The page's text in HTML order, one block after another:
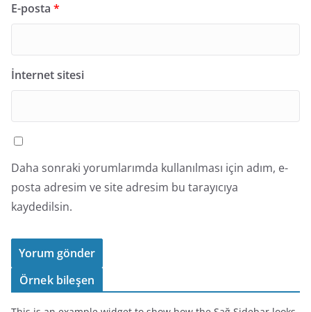
E-posta *
İnternet sitesi
Daha sonraki yorumlarımda kullanılması için adım, e-
posta adresim ve site adresim bu tarayıcıya
kaydedilsin.
Örnek bileşen